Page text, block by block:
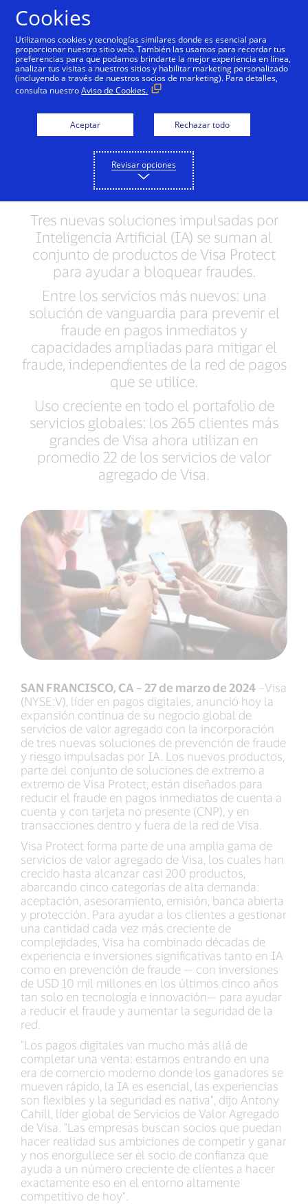
El creciente negocio de
servicios de Visa
incorpora nuevos
productos impulsados
por Inteligencia
Artificial
Tres nuevas soluciones impulsadas por
Inteligencia Artificial (IA) se suman al
conjunto de productos de Visa Protect
para ayudar a bloquear fraudes.
Entre los servicios más nuevos: una
solución de vanguardia para prevenir el
fraude en pagos inmediatos y
capacidades ampliadas para mitigar el
fraude, independientes de la red de pagos
que se utilice.
Uso creciente en todo el portafolio de
servicios globales: los 265 clientes más
grandes de Visa ahora utilizan en
promedio 22 de los servicios de valor
agregado de Visa.
SAN FRANCISCO, CA – 27 de marzo de 2024 –Visa
(NYSE:V), líder en pagos digitales, anunció hoy la
expansión continua de su negocio global de
servicios de valor agregado con la incorporación
de tres nuevas soluciones de prevención de fraude
y riesgo impulsadas por IA. Los nuevos productos,
parte del conjunto de soluciones de extremo a
extremo de Visa Protect, están diseñados para
reducir el fraude en pagos inmediatos de cuenta a
cuenta y con tarjeta no presente (CNP), y en
transacciones dentro y fuera de la red de Visa.
Visa Protect forma parte de una amplia gama de
servicios de valor agregado de Visa, los cuales han
crecido hasta alcanzar casi 200 productos,
abarcando cinco categorías de alta demanda:
aceptación, asesoramiento, emisión, banca abierta
y protección. Para ayudar a los clientes a gestionar
una cantidad cada vez más creciente de
complejidades, Visa ha combinado décadas de
experiencia e inversiones significativas tanto en IA
como en prevención de fraude — con inversiones
de USD 10 mil millones en los últimos cinco años
tan solo en tecnología e innovación— para ayudar
a reducir el fraude y aumentar la seguridad de la
red.
"Los pagos digitales van mucho más allá de
completar una venta: estamos entrando en una
era de comercio moderno donde los ganadores se
mueven rápido, la IA es esencial, las experiencias
son flexibles y la seguridad es nativa", dijo Antony
Cahill, líder global de Servicios de Valor Agregado
de Visa. "Las empresas buscan socios que puedan
hacer realidad sus ambiciones de competir y ganar
y nos enorgullece ser el socio de confianza que
ayuda a un número creciente de clientes a hacer
exactamente eso en el entorno altamente
competitivo de hoy".
Cookies
Utilizamos cookies y tecnologías similares donde es esencial para
proporcionar nuestro sitio web. También las usamos para recordar tus
preferencias para que podamos brindarte la mejor experiencia en línea,
analizar tus visitas a nuestros sitios y habilitar marketing personalizado
(incluyendo a través de nuestros socios de marketing). Para detalles,
consulta nuestroAviso de Cookies.
Aceptar Rechazar todo
Revisar opciones